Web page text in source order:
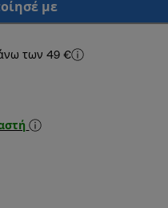
με
των 49 €